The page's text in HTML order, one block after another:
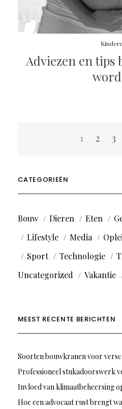
Adviezen en tips
1 2 3
CATEGORIEËN
Bouw Dieren Eten
Lifestyle
Media
Sport
Technologie
Uncategorized
Vakantie
MEEST RECENTE BERICHTEN
Soorten bouwkranen voor
Professioneel stukadoorswerk
Invloed van klimaatbeheersing
Hoe een advocaat rust brengt